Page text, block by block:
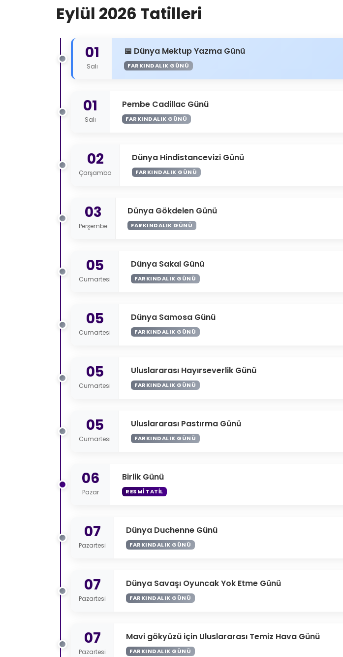
Eylül 2026 Tatilleri
01
Salı
Dünya Mektup Yazma Günü
FARKINDALIK GÜNÜ
01
Salı
Pembe Cadillac Günü
FARKINDALIK GÜNÜ
02
Çarşamba
Dünya Hindistancevizi Günü
FARKINDALIK GÜNÜ
03
Perşembe
Dünya Gökdelen Günü
FARKINDALIK GÜNÜ
05
Cumartesi
Dünya Sakal Günü
FARKINDALIK GÜNÜ
05
Cumartesi
Dünya Samosa Günü
FARKINDALIK GÜNÜ
05
Cumartesi
Uluslararası Hayırseverlik Günü
FARKINDALIK GÜNÜ
05
Cumartesi
Uluslararası Pastırma Günü
FARKINDALIK GÜNÜ
06
Pazar
Birlik Günü
RESMI TATIL
07
Pazartesi
Dünya Duchenne Günü
FARKINDALIK GÜNÜ
07
Pazartesi
Dünya Savaşı Oyuncak Yok Etme Günü
FARKINDALIK GÜNÜ
07
Pazartesi
Mavi gökyüzü için Uluslararası Temiz Hava Günü
FARKINDALIK GÜNÜ